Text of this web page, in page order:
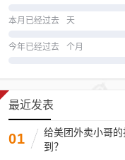
本月已经过去 天
今年已经过去 个月
最近发表
01
给美团外卖小哥
到？